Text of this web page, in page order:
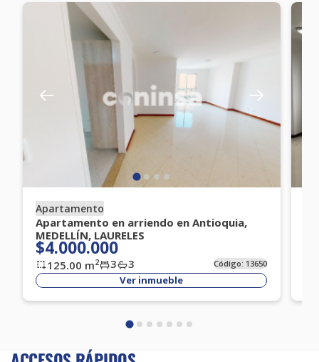
Apartamento
Apartamento en arriendo en Antioquia,
MEDELLÍN, LAURELES
$4.000.000
125.00 m2 3 3 Código: 13650
Ver inmueble